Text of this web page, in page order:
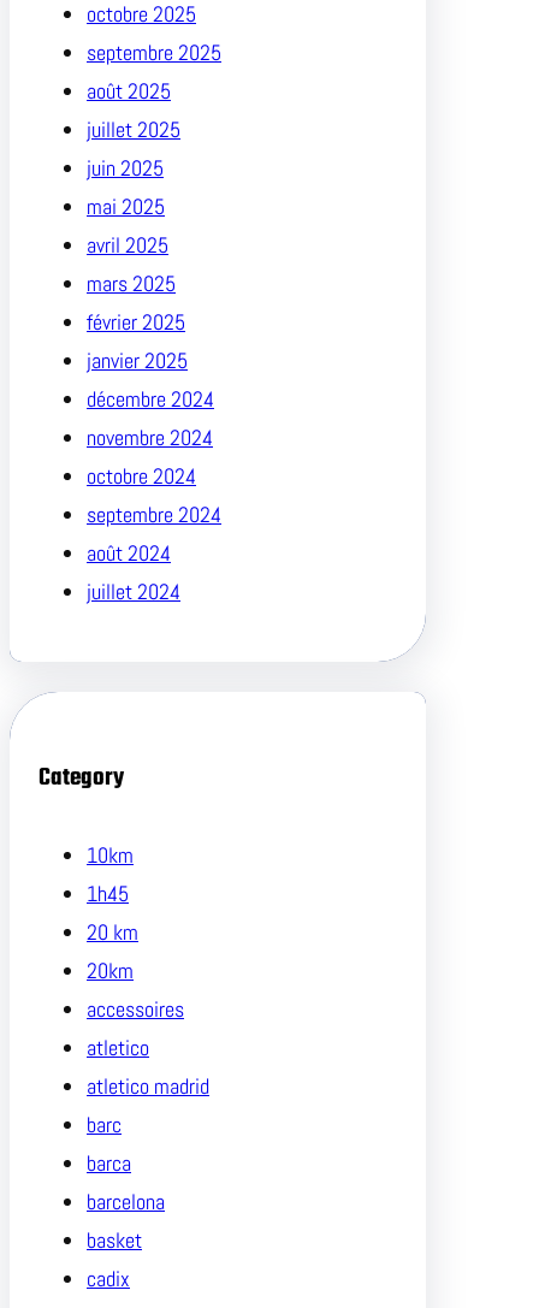
octobre 2025
septembre 2025
août 2025
juillet 2025
juin 2025
mai 2025
avril 2025
mars 2025
février 2025
janvier 2025
décembre 2024
novembre 2024
octobre 2024
septembre 2024
août 2024
juillet 2024
Category
10km
1h45
20 km
20km
accessoires
atletico
atletico madrid
barc
barca
barcelona
basket
cadix